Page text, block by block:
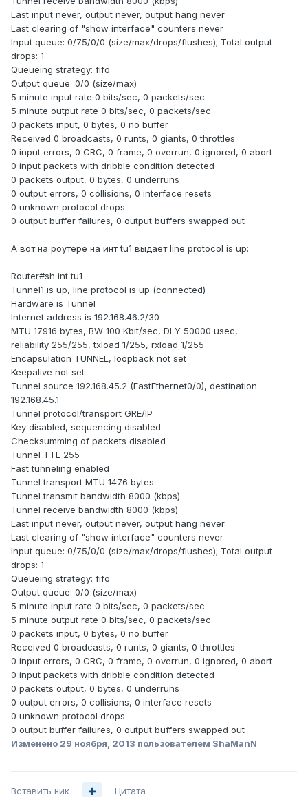
Last input never, output never, output hang never
Last clearing of "show interface" counters never
Input queue: 0/75/0/0 (size/max/drops/flushes); Total output
drops: 1
Queueing strategy: fifo
Output queue: 0/0 (size/max)
5 minute input rate 0 bits/sec, 0 packets/sec
5 minute output rate 0 bits/sec, 0 packets/sec
0 packets input, 0 bytes, 0 no buffer
Received 0 broadcasts, 0 runts, 0 giants, 0 throttles
0 input errors, 0 CRC, 0 frame, 0 overrun, 0 ignored, 0 abort
0 input packets with dribble condition detected
0 packets output, 0 bytes, 0 underruns
0 output errors, 0 collisions, 0 interface resets
0 unknown protocol drops
0 output buffer failures, 0 output buffers swapped out
А вот на роутере на инт tu1 выдает line protocol is up:
Router#sh int tu1
Tunnel1 is up, line protocol is up (connected)
Hardware is Tunnel
Internet address is 192.168.46.2/30
MTU 17916 bytes, BW 100 Kbit/sec, DLY 50000 usec,
reliability 255/255, txload 1/255, rxload 1/255
Encapsulation TUNNEL, loopback not set
Keepalive not set
Tunnel source 192.168.45.2 (FastEthernet0/0), destination
192.168.45.1
Tunnel protocol/transport GRE/IP
Key disabled, sequencing disabled
Checksumming of packets disabled
Tunnel TTL 255
Fast tunneling enabled
Tunnel transport MTU 1476 bytes
Tunnel transmit bandwidth 8000 (kbps)
Tunnel receive bandwidth 8000 (kbps)
Last input never, output never, output hang never
Last clearing of "show interface" counters never
Input queue: 0/75/0/0 (size/max/drops/flushes); Total output
drops: 1
Queueing strategy: fifo
Output queue: 0/0 (size/max)
5 minute input rate 0 bits/sec, 0 packets/sec
5 minute output rate 0 bits/sec, 0 packets/sec
0 packets input, 0 bytes, 0 no buffer
Received 0 broadcasts, 0 runts, 0 giants, 0 throttles
0 input errors, 0 CRC, 0 frame, 0 overrun, 0 ignored, 0 abort
0 input packets with dribble condition detected
0 packets output, 0 bytes, 0 underruns
0 output errors, 0 collisions, 0 interface resets
0 unknown protocol drops
0 output buffer failures, 0 output buffers swapped out
Изменено 29 ноября, 2013 пользователем ShaManN
Вставить ник Цитата